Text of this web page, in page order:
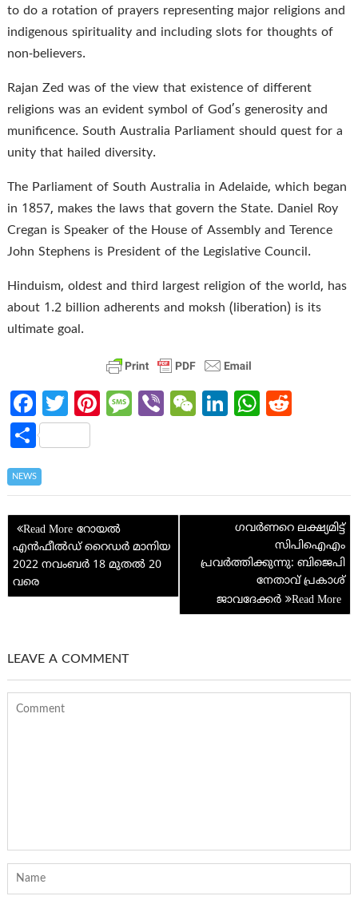
to do a rotation of prayers representing major religions and
indigenous spirituality and including slots for thoughts of
non-believers.
Rajan Zed was of the view that existence of different
religions was an evident symbol of God’s generosity and
munificence. South Australia Parliament should quest for a
unity that hailed diversity.
The Parliament of South Australia in Adelaide, which began
in 1857, makes the laws that govern the State. Daniel Roy
Cregan is Speaker of the House of Assembly and Terence
John Stephens is President of the Legislative Council.
Hinduism, oldest and third largest religion of the world, has
about 1.2 billion adherents and moksh (liberation) is its
ultimate goal.
Fa
ce
b
o
o
k
T
w
itt
Pi
t
M
e
Vi W
at
Li
n
W
A
p
p
t
S
h
ar
e
NEWS
Post
navigation
റോയൽ
എൻഫീൽഡ് റൈഡർ മാനിയ
2022 നവംബർ 18 മുതൽ 20
വരെ
ഗവർണറെ ലക്ഷ്യമിട്ട്
സിപിഐഎം
പ്രവർത്തിക്കുന്നു: ബിജെപി
നേതാവ് പ്രകാശ്
ജാവദേക്കർ
LEAVE A COMMENT